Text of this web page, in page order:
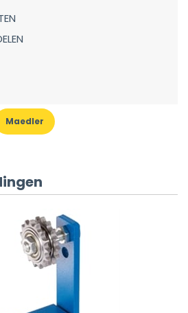
Maedler